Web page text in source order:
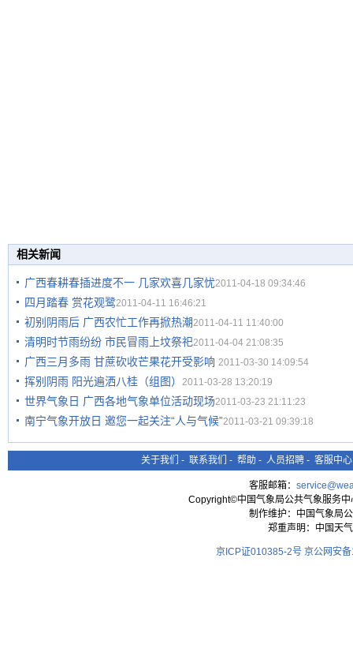
相关新闻
广西春耕春插进度不一 几家欢喜几家忧2011-04-18 09:34:46
四月踏春 赏花观鹭2011-04-11 16:46:21
初别阴雨后 广西农忙工作再掀热潮2011-04-11 11:40:00
清明时节雨纷纷 市民冒雨上坟祭祀2011-04-04 21:08:35
广西三月多雨 甘蔗砍收芒果花开受影响 2011-03-30 14:09:54
挥别阴雨 阳光遍洒八桂（组图） 2011-03-28 13:20:19
世界气象日 广西各地气象单位活动现场2011-03-23 21:11:23
南宁气象开放日 邀您一起关注“人与气候”2011-03-21 09:39:18
关于我们 - 联系我们 - 帮助 - 人员招聘 - 客服中心
客服邮箱：
Copyright©中国气象局公共气象服务
制作维护：中国气象局
郑重声明：中国天
京ICP证010385-2号 京公网安